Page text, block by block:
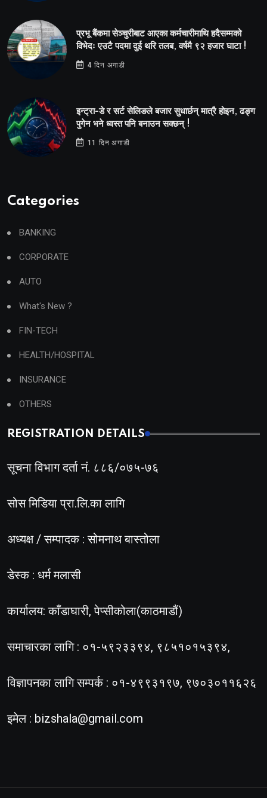
प्रभू बैंकमा सेञ्चुरीबाट आएका कर्मचारीमाथि हदैसम्मको
विभेदः एउटै पदमा दुई थरि तलब, वर्षमै ९२ हजार घाटा !
4 दिन अगाडी
इन्ट्रा-डे र सर्ट सेलिङले बजार सुधार्छन् मात्रै होइन, ढङ्ग
पुगेन भने ध्वस्त पनि बनाउन सक्छन् !
11 दिन अगाडी
Categories
BANKING
CORPORATE
AUTO
What's New ?
FIN-TECH
HEALTH/HOSPITAL
INSURANCE
OTHERS
REGISTRATION DETAILS
सूचना विभाग दर्ता नं. ८८६/०७५-७६
सोस मिडिया प्रा.लि.का लागि
अध्यक्ष / सम्पादक : सोमनाथ बास्तोला
डेस्क : धर्म मलासी
कार्यालय: काँडाघारी, पेप्सीकोला(काठमाडौं)
समाचारका लागि : ०१-५९२३३९४, ९८५१०१५३९४,
विज्ञापनका लागि सम्पर्क : ०१-४९९३१९७, ९७०३०११६२६
इमेल : bizshala@gmail.com